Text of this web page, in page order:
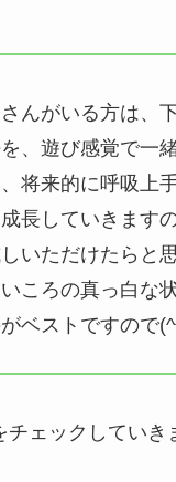
んがいる方は、
、遊び感覚で一
将来的に呼吸上
長していきます
いただけたらと
ころの真っ白な
ベストですので
ェックしていき